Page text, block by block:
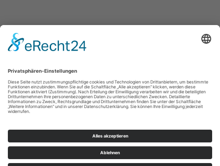
Datenschutzerklärung Impressum Meißen Großenhain